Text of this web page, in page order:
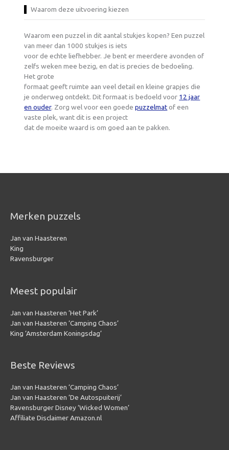
Waarom deze uitvoering kiezen
Waarom een puzzel in dit aantal stukjes kopen? Een puzzel
van meer dan 1000 stukjes is iets
voor de echte liefhebber. Je bent er meerdere avonden of
zelfs weken mee bezig, en dat is precies de bedoeling.
Het grote
formaat geeft ruimte aan veel detail en kleine grapjes die
je onderweg ontdekt. Dit formaat is bedoeld voor 12 jaar
en ouder. Zorg wel voor een goedepuzzelmatof een
vaste plek, want dit is een project
dat de moeite waard is om goed aan te pakken.
Merken puzzels
Jan van Haasteren
King
Ravensburger
Meest populair
Jan van Haasteren ‘Het Park’
Jan van Haasteren ‘Camping Chaos’
King ‘Amsterdam Koningsdag’
Beste Reviews
Jan van Haasteren ‘Camping Chaos’
Jan van Haasteren ‘De Autospuiterij’
Ravensburger Disney ‘Wicked Women’
Affiliate Disclaimer Amazon.nl